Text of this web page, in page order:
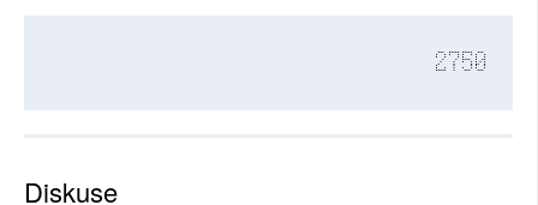
2750
Diskuse